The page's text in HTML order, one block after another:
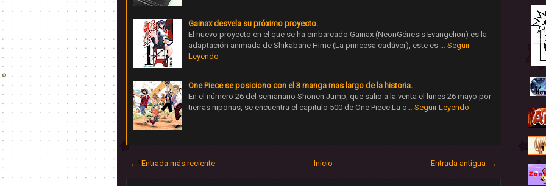
Gainax desvela su próximo proyecto.
El nuevo proyecto en el que se ha embarcado Gainax (NeonGénesis Evangelion) es la
adaptación animada de Shikabane Hime (La princesa cadáver), este es … Seguir
Leyendo
One Piece se posiciono con el 3 manga mas largo de la historia.
En el número 26 del semanario Shonen Jump, que salio a la venta el lunes 26 mayo por
tierras niponas, se encuentra el capitulo 500 de One Piece.La o… Seguir Leyendo
← Entrada más reciente Entrada antigua →
Inicio